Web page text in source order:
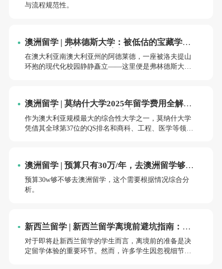
与流程规范性。
澳洲留学 | 弗林德斯大学：被低估的宝藏学
府，如何开启你的留学之旅？
在澳大利亚南澳大利亚州的阿德莱德，一座被洛夫提山
环抱的现代化校园静静矗立——这里便是弗林德斯大学
澳州第一的学生支持满意度和毕业生就业率，成为越来
越多国际学生的“宝藏选择”。本文将结合2025年最新申
请政策，从申请条件、课程亮点、奖学金规划到校园生
澳洲留学 | 莫纳什大学2025年留学费用全解
析：学费、生活费与隐性成本详解
作为澳大利亚规模最大的综合性大学之一，莫纳什大学
凭借其全球第37位的QS排名和商科、工程、医学等领域
莫纳什大学一年留学费用。
澳洲留学 | 预算只有30万/年，去澳洲留学够用
吗？
预算30w够不够去澳洲留学，这个需要根据情况综合分
析。
新西兰留学 | 新西兰留学离境前避坑指南：从
签证到行李的20个关键细节
对于即将赴新西兰留学的学生而言，离境前的准备是决
定留学体验的重要环节。然而，许多学生因忽视细节导